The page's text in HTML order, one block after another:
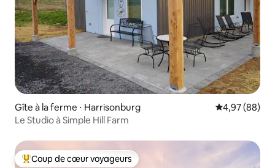
Gîte à la ferme ⋅ Harrisonburg Évaluation
4,97 (88)
Le Studio à Simple Hill Farm
Coups de cœur voyageurs les plus appréciés
Coup de cœur voyageurs